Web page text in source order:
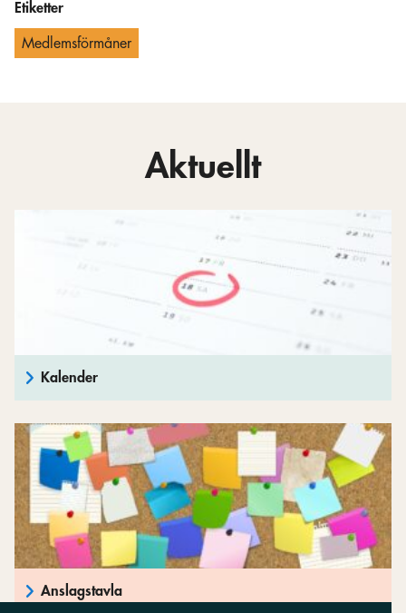
Etiketter
Medlemsförmåner
Aktuellt
Kalender
Anslagstavla